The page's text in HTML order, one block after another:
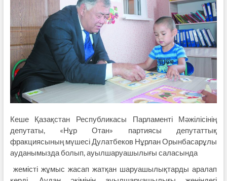
Кеше Қазақстан Республикасы Парламенті Мәжілісінің
депутаты, «Нұр Отан» партиясы депутаттық
фракциясының мүшесі Дулатбеков Нұрлан Орынбасарұлы
ауданымызда болып, ауылшаруашылығы саласында
жемісті жұмыс жасап жатқан шаруашылықтарды аралап